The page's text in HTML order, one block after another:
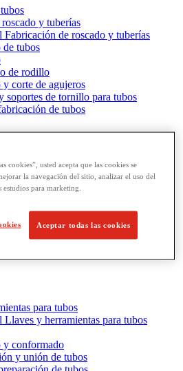
y tuberías
de roscado y tuberías
de tubos
de rodillo
corte de agujeros
soportes de tornillo para tubos
de tubos
para tubos
y herramientas para tubos
y conformado
y unión de tubos
cookies”, usted acepta que las cookies se
la navegación del sitio, analizar el uso del
para marketing.
Aceptar todas las cookies